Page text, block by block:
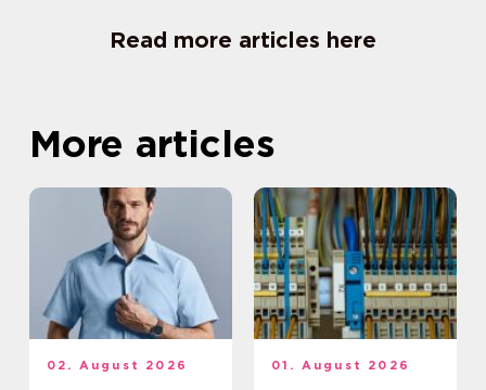
Read more articles here
More articles
02. August 2026 01. August 2026